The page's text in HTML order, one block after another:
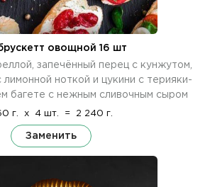
овощной 16 шт
запечённый перец с кунжутом,
ноткой и цукини с терияки-
багете с нежным сливочным сыром
г. x 4 шт. = 2 240 г.
Заменить